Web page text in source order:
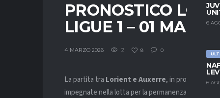
6
6
PRONOSTICO
LIGUE 1 – 01 MARZO
4 MARZO 2026 2 8 0
La partita tra Lorient e Auxerre, in programma il
impegnate nella lotta per la permanenza nella